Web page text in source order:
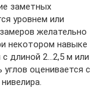
заметных
уровнем или
желательно
некотором навыке
длиной 2…2,5 м или
оценивается с